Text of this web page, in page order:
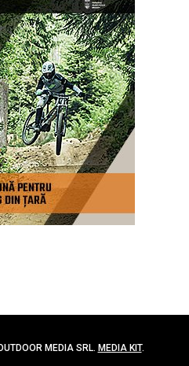
MEDIA SRL. MEDIA KIT.